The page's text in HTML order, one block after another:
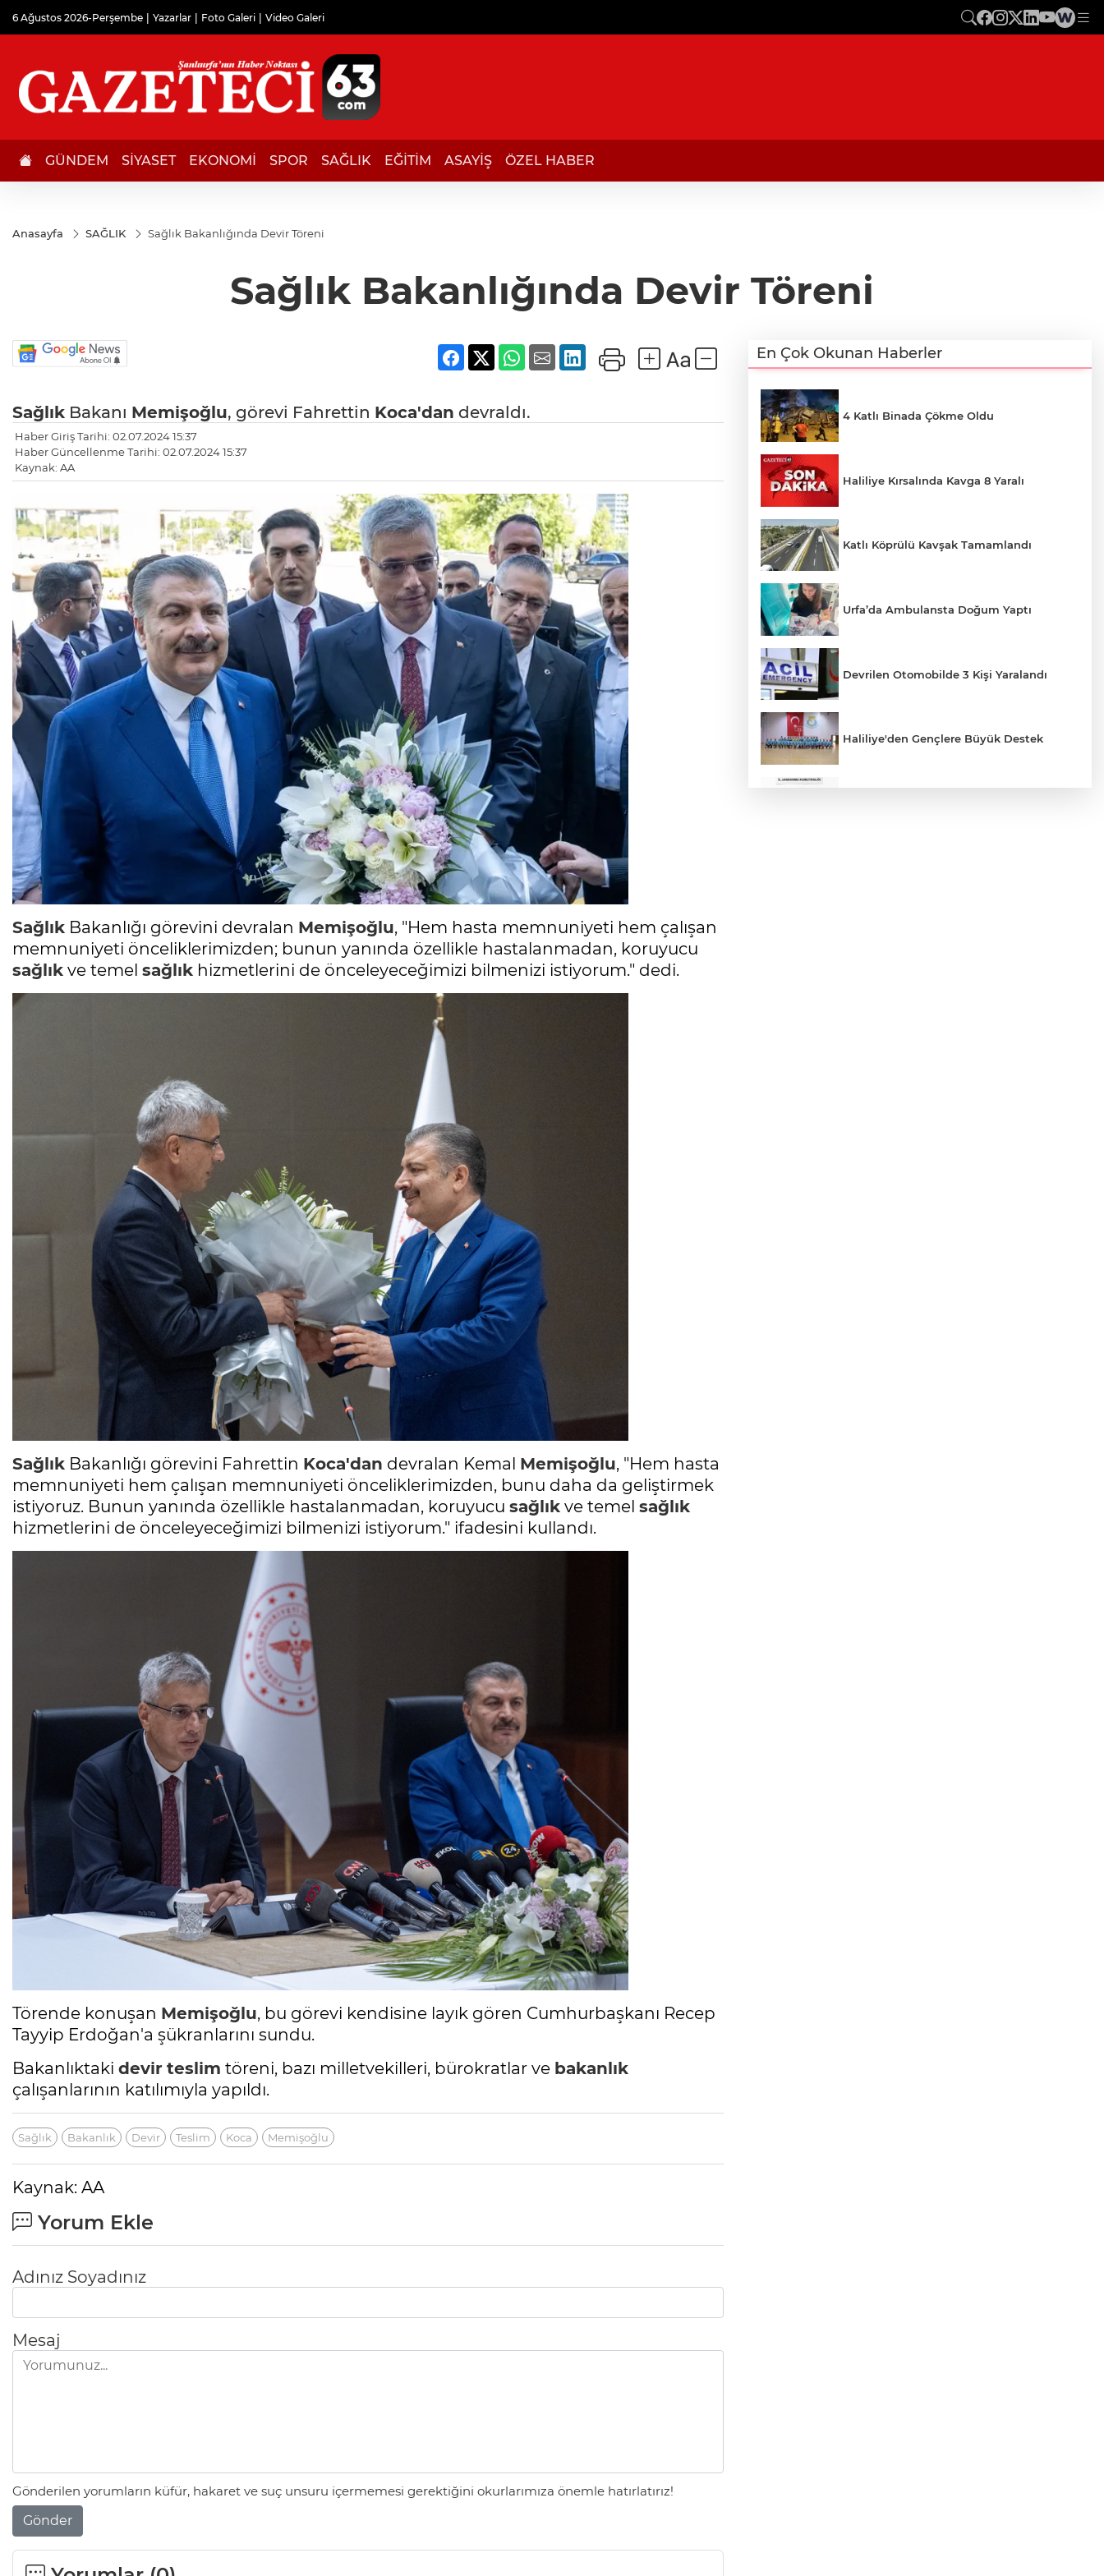
6 Ağustos 2026-Perşembe Yazarlar Foto Galeri Video Galeri
GÜNDEM SİYASET EKONOMİ SPOR SAĞLIK EĞİTİM ASAYİŞ ÖZEL HABER
Anasayfa SAĞLIK Sağlık Bakanlığında Devir Töreni
Sağlık Bakanlığında Devir Töreni
Sağlık Bakanı Memişoğlu, görevi Fahrettin Koca'dan devraldı.
Haber Giriş Tarihi: 02.07.2024 15:37
Haber Güncellenme Tarihi: 02.07.2024 15:37
Kaynak: AA
Sağlık Bakanlığı görevini devralan Memişoğlu, "Hem hasta memnuniyeti hem çalışan
memnuniyeti önceliklerimizden; bunun yanında özellikle hastalanmadan, koruyucu
sağlık ve temel sağlık hizmetlerini de önceleyeceğimizi bilmenizi istiyorum." dedi.
Sağlık Bakanlığı görevini Fahrettin Koca'dan devralan Kemal Memişoğlu, "Hem hasta
memnuniyeti hem çalışan memnuniyeti önceliklerimizden, bunu daha da geliştirmek
istiyoruz. Bunun yanında özellikle hastalanmadan, koruyucu sağlık ve temel sağlık
hizmetlerini de önceleyeceğimizi bilmenizi istiyorum." ifadesini kullandı.
Törende konuşan Memişoğlu, bu görevi kendisine layık gören Cumhurbaşkanı Recep
Tayyip Erdoğan'a şükranlarını sundu.
Bakanlıktaki devir teslim töreni, bazı milletvekilleri, bürokratlar ve bakanlık
çalışanlarının katılımıyla yapıldı.
Sağlık Bakanlık Devir Teslim Koca Memişoğlu
Kaynak: AA
Yorum Ekle
Adınız Soyadınız
Mesaj
Gönderilen yorumların küfür, hakaret ve suç unsuru içermemesi gerektiğini okurlarımıza önemle hatırlatırız!
Gönder
En Çok Okunan Haberler
4 Katlı Binada Çökme Oldu
Haliliye Kırsalında Kavga 8 Yaralı
Katlı Köprülü Kavşak Tamamlandı
Urfa’da Ambulansta Doğum Yaptı
Devrilen Otomobilde 3 Kişi Yaralandı
Haliliye'den Gençlere Büyük Destek